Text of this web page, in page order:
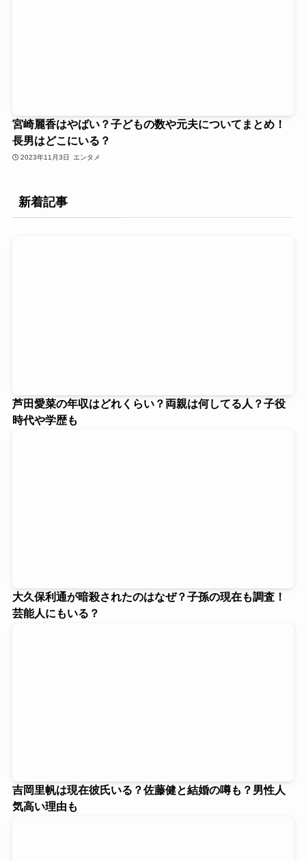
宮崎麗香はやばい？子どもの数や元夫についてまとめ！
長男はどこにいる？
2023年11月3日 エンタメ
新着記事
芦田愛菜の年収はどれくらい？両親は何してる人？子役
時代や学歴も
大久保利通が暗殺されたのはなぜ？子孫の現在も調査！
芸能人にもいる？
吉岡里帆は現在彼氏いる？佐藤健と結婚の噂も？男性人
気高い理由も